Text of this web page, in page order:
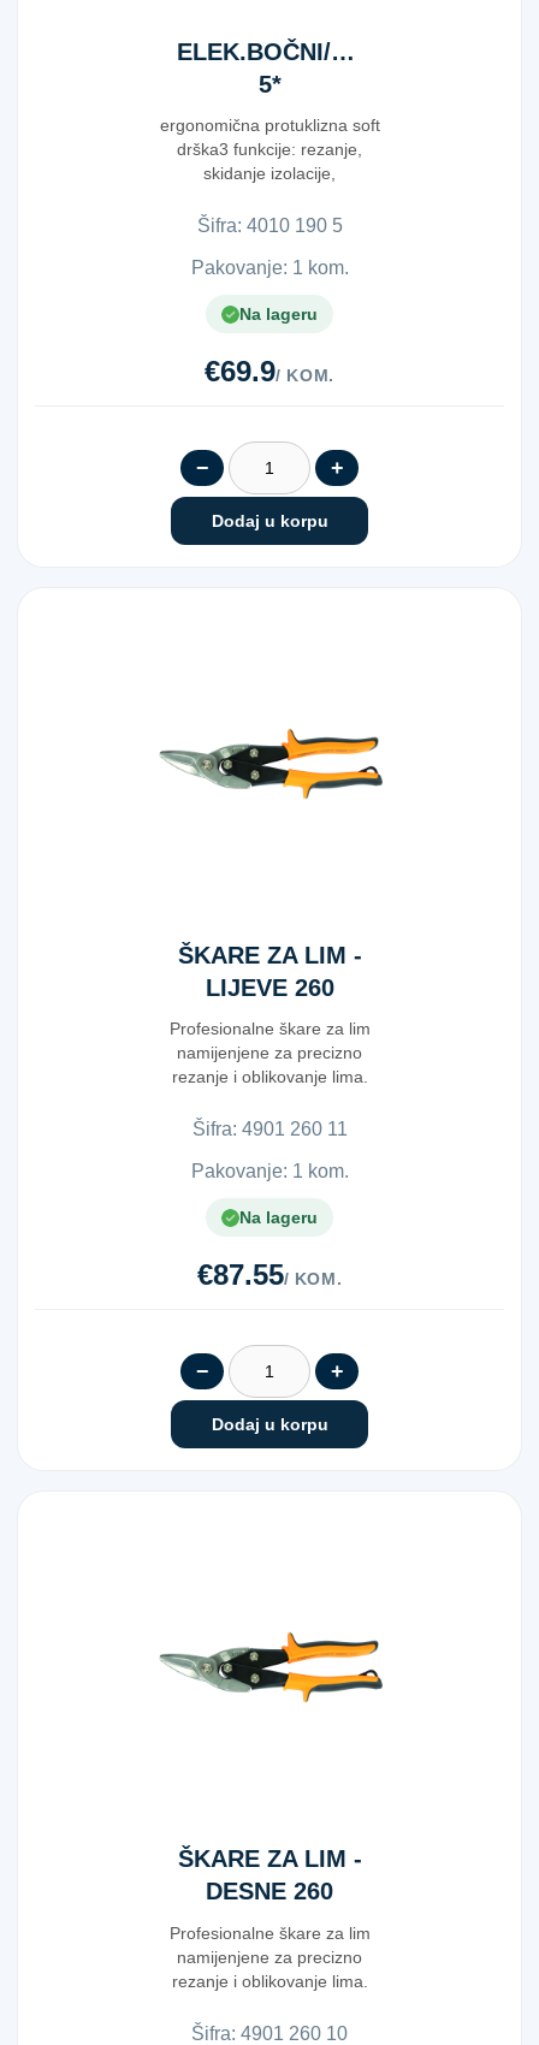
ELEK.BOČNI/ABISO.ZG.190MM
5*
ergonomična protuklizna soft
drška3 funkcije: rezanje,
skidanje izolacije,
Šifra: 4​0​1​0​ ​1​9​0​ ​5​
Pakovanje: 1 kom.
Na lageru
€69.9/ KOM.
− +
Dodaj u korpu
ŠKARE ZA LIM -
LIJEVE 260
Profesionalne škare za lim
namijenjene za precizno
rezanje i oblikovanje lima.
Šifra: 4​9​0​1​ ​2​6​0​ ​1​1​
Pakovanje: 1 kom.
Na lageru
€87.55/ KOM.
− +
Dodaj u korpu
ŠKARE ZA LIM -
DESNE 260
Profesionalne škare za lim
namijenjene za precizno
rezanje i oblikovanje lima.
Šifra: 4​9​0​1​ ​2​6​0​ ​1​0​